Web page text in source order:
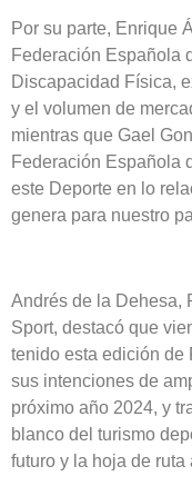
Por su parte, Enrique
Federación Española
Discapacidad Física,
y el volumen de
mientras que Gael
Federación Española
este Deporte en lo
genera para nuestro
Andrés de la Dehesa,
Sport, destacó que
tenido esta edición de
sus intenciones de
próximo año 2024, y
blanco del turismo
futuro y la hoja de ruta